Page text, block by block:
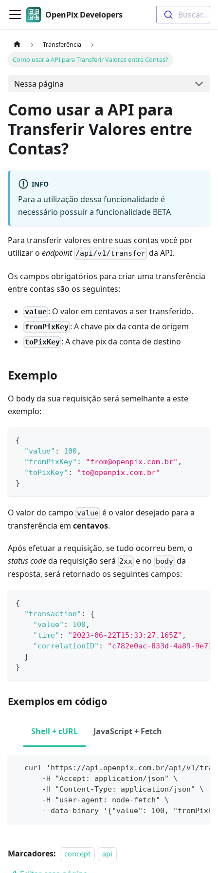
OpenPix Developers Buscar...
Transferência
Como usar a API para Transferir Valores entre Contas?
Nessa página
Como usar a API para
Transferir Valores entre
Contas?
INFO
Para a utilização dessa funcionalidade é
necessário possuir a funcionalidade BETA
Para transferir valores entre suas contas você por
utilizar o endpoint /api/v1/transfer da API.
Os campos obrigatórios para criar uma transferência
entre contas são os seguintes:
value : O valor em centavos a ser transferido.
fromPixKey : A chave pix da conta de origem
toPixKey : A chave pix da conta de destino
Exemplo
O body da sua requisição será semelhante a este
exemplo:
{
"value" : 100 ,
"fromPixKey" : "from@openpix.com.br" ,
"toPixKey" :
"to@openpix.com.br"
}
O valor do campo value é o valor desejado para a
transferência em centavos.
Após efetuar a requisição, se tudo ocorreu bem, o
status codeda requisição será 2xx e no bodyda
resposta, será retornado os seguintes campos:
{
"transaction" :
{
"value" : 100 ,
"time" : "2023-06-22T15:33:27.165Z" ,
"correlationID" :
"c782e0ac-833d-4a89-9e73-
}
}
Exemplos em código
Shell + cURL JavaScript + Fetch
curl 'https://api.openpix.com.br/api/v1/
      -H "Accept: application/json" \
      -H "Content-Type: application/json" \
      -H "user-agent: node-fetch" \
--data-binary '{"value": 100,
Marcadores: concept api